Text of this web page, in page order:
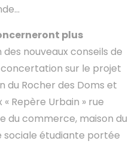
plus
nouveaux conseils de
sur le projet
du Rocher des Doms et
Repère Urbain » rue
du commerce, maison du
sociale étudiante portée